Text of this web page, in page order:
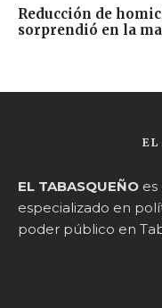
Reducción de
sorprendió en la
EL
EL TABASQUEÑO
especializado en
poder público en